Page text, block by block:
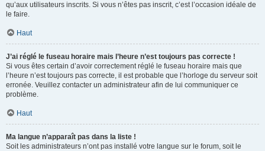
qu’aux utilisateurs inscrits. Si vous n’êtes pas inscrit, c’est l’occasion idéale de
le faire.
Haut
J’ai réglé le fuseau horaire mais l’heure n’est toujours pas correcte !
Si vous êtes certain d’avoir correctement réglé le fuseau horaire mais que
l’heure n’est toujours pas correcte, il est probable que l’horloge du serveur soit
erronée. Veuillez contacter un administrateur afin de lui communiquer ce
problème.
Haut
Ma langue n’apparaît pas dans la liste !
Soit les administrateurs n’ont pas installé votre langue sur le forum, soit le